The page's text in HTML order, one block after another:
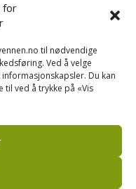
for
til nødvendige
Ved å velge
Du kan
til ved å trykke på «Vis